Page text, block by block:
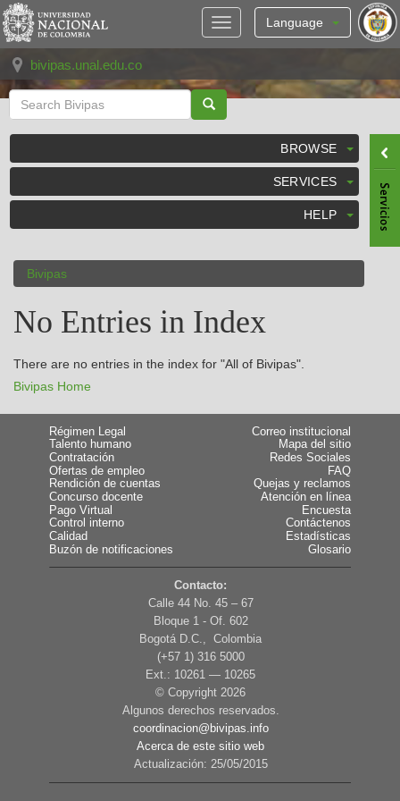
Skip
navigation
Language
bivipas.unal.edu.co
BROWSE
SERVICES
HELP
Bivipas
No Entries in Index
There are no entries in the index for "All of Bivipas".
Bivipas Home
Régimen Legal
Talento humano
Contratación
Ofertas de empleo
Rendición de cuentas
Concurso docente
Pago Virtual
Control interno
Calidad
Buzón de notificaciones
Correo institucional
Mapa del sitio
Redes Sociales
FAQ
Quejas y reclamos
Atención en línea
Encuesta
Contáctenos
Estadísticas
Glosario
Contacto:
Calle 44 No. 45 – 67
Bloque 1 - Of. 602
Bogotá D.C., Colombia
(+57 1) 316 5000
Ext.: 10261 — 10265
© Copyright 2026
Algunos derechos reservados.
coordinacion@bivipas.info
Acerca de este sitio web
Actualización: 25/05/2015